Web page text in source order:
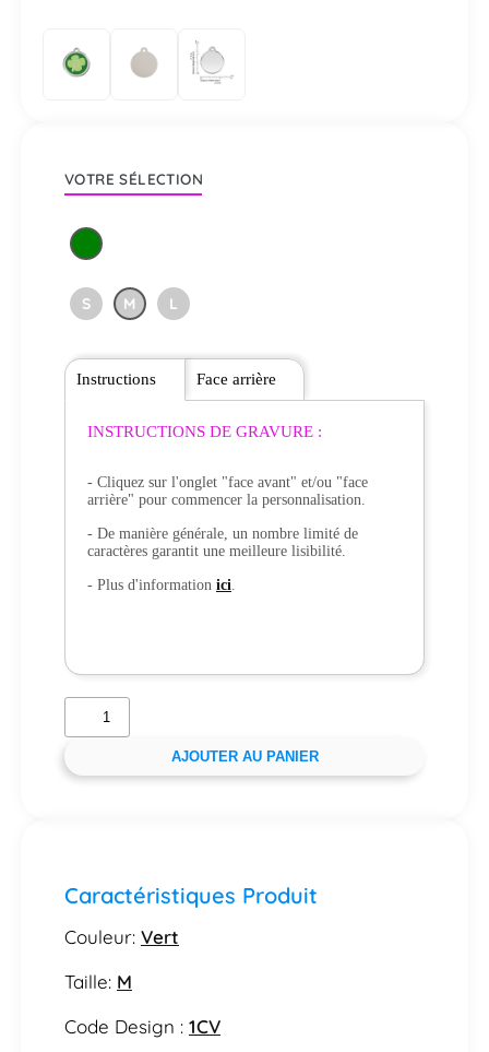
VOTRE SÉLECTION
S M L
Instructions
INSTRUCTIONS DE GRAVURE :
- Cliquez sur l'onglet "face avant" et/ou "face
arrière" pour commencer la personnalisation.
- De manière générale, un nombre limité de
caractères garantit une meilleure lisibilité.
- Plus d'information ici.
Face arrière
AJOUTER AU PANIER
Caractéristiques Produit
Couleur: Vert
Taille: M
Code Design : 1CV